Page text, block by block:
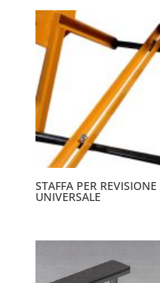
STAFFA PER
UNIVERSALE